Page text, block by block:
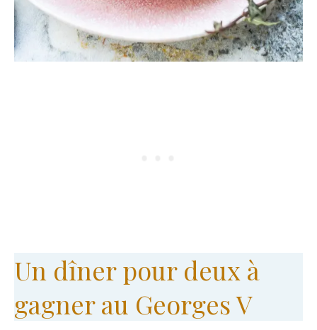
Un dîner pour deux à
gagner au Georges V